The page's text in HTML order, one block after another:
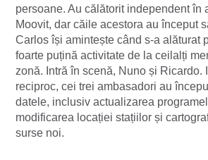
persoane. Au călătorit independent în
Moovit, dar căile acestora au început
Carlos își amintește când s-a alăturat
foarte puțină activitate de la ceilalți
zonă. Intră în scenă, Nuno și Ricardo.
reciproc, cei trei ambasadori au
datele, inclusiv actualizarea
modificarea locației stațiilor și
surse noi.